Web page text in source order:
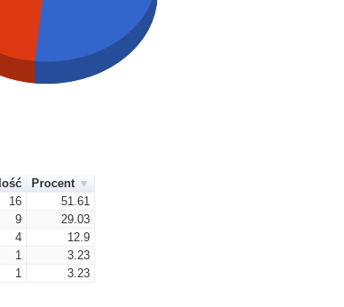
Ilość
Procent
16
51.61
9
29.03
4
12.9
1
3.23
1 3.23